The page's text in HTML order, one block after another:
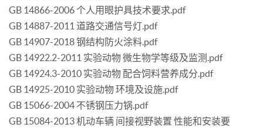
GB 14866-2006 个人用眼护具技术要求.pdf
GB 14887-2011 道路交通信号灯.pdf
GB 14907-2018 钢结构防火涂料.pdf
GB 14922.2-2011 实验动物 微生物学等级及监测.pdf
GB 14924.3-2010 实验动物 配合饲料营养成分.pdf
GB 14925-2010 实验动物 环境及设施.pdf
GB 15066-2004 不锈钢压力锅.pdf
GB 15084-2013 机动车辆 间接视野装置 性能和安装要